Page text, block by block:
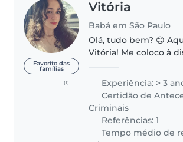
Favorito das
famílias
(1)
Vitória
Babá em São Paulo
Olá, tudo bem? 😊
Vitória! Me coloco à disposição
você procura alguém
de crianças e tenha
Experiência: > 3
Certidão de
Criminais
Referências: 1
Tempo médio de